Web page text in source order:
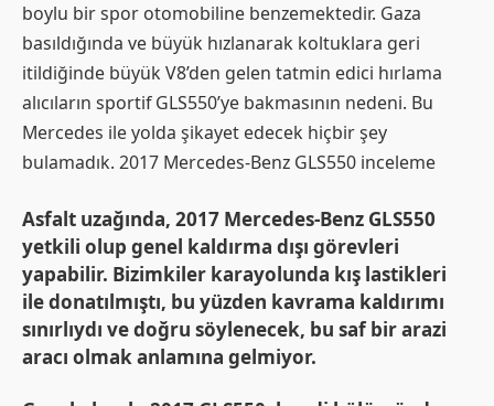
boylu bir spor otomobiline benzemektedir. Gaza
basıldığında ve büyük hızlanarak koltuklara geri
itildiğinde büyük V8’den gelen tatmin edici hırlama
alıcıların sportif GLS550’ye bakmasının nedeni. Bu
Mercedes ile yolda şikayet edecek hiçbir şey
bulamadık. 2017 Mercedes-Benz GLS550 inceleme
Asfalt uzağında, 2017 Mercedes-Benz GLS550
yetkili olup genel kaldırma dışı görevleri
yapabilir. Bizimkiler karayolunda kış lastikleri
ile donatılmıştı, bu yüzden kavrama kaldırımı
sınırlıydı ve doğru söylenecek, bu saf bir arazi
aracı olmak anlamına gelmiyor.